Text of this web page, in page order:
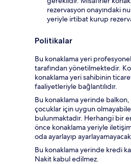
rezervasyon onayındaki
yeriyle irtibat kurup
Politikalar
Bu konaklama yeri
tarafından yönetilmektedir.
konaklama yeri sahibinin
faaliyetleriyle bağlantılıdır.
Bu konaklama yerinde
çocuklar için uygun
bulunmaktadır. Herhangi bir
önce konaklama yeriyle
oda ayarlayıp
Bu konaklama yerinde kredi
Nakit kabul edilmez.